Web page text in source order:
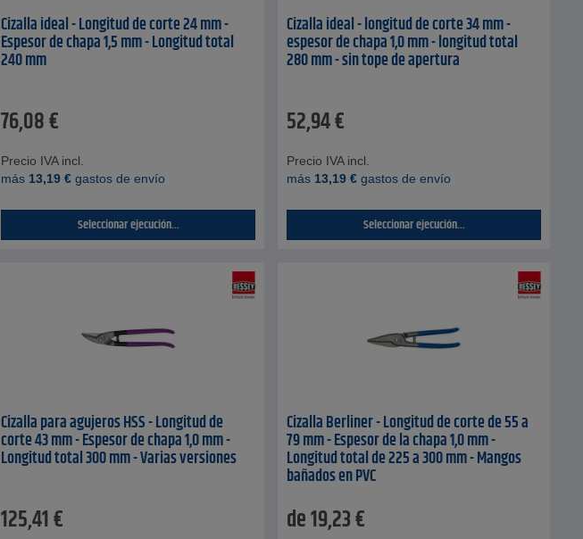
Cizalla ideal - Longitud de corte 24 mm -
Espesor de chapa 1,5 mm - Longitud total
240 mm
76,08€
Precio IVA incl.
más 13,19 € gastos de envío
Seleccionar ejecución...
Cizalla ideal - longitud de corte 34 mm -
espesor de chapa 1,0 mm - longitud total
280 mm - sin tope de apertura
52,94€
Precio IVA incl.
más 13,19 € gastos de envío
Seleccionar ejecución...
Cizalla para agujeros HSS - Longitud de
corte 43 mm - Espesor de chapa 1,0 mm -
Longitud total 300 mm - Varias versiones
125,41€
Cizalla Berliner - Longitud de corte de 55 a
79 mm - Espesor de la chapa 1,0 mm -
Longitud total de 225 a 300 mm - Mangos
bañados en PVC
de19,23€